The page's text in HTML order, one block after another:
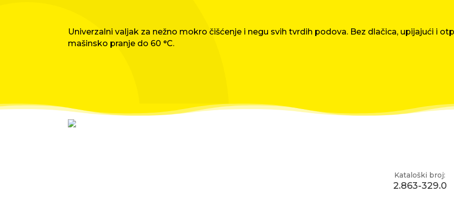
Univerzalni valjak za nežno mokro čišćenje i negu svih tvrdih podova. Bez dlačica, upijajući i
mašinsko pranje do 60 °C.
Kataloški broj:
2.863-329.0